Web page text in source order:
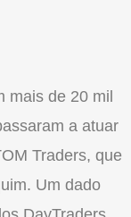
mais de 20 mil
a atuar
Traders, que
Um dado